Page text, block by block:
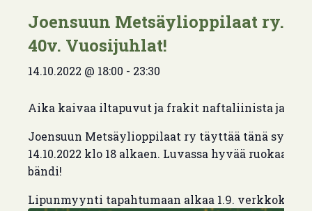
Joensuun Metsäylioppilaat ry.
40v. Vuosijuhlat!
14.10.2022 @ 18:00 - 23:30
Aika kaivaa iltapuvut ja frakit naftaliinista ja
Joensuun Metsäylioppilaat ry täyttää tänä
14.10.2022 klo 18 alkaen. Luvassa hyvää ruokaa,
bändi!
Lipunmyynti tapahtumaan alkaa 1.9.